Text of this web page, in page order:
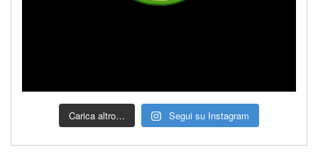
Carica altro… Segui su Instagram